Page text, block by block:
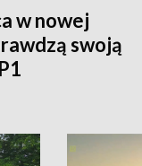
w nowej
swoją